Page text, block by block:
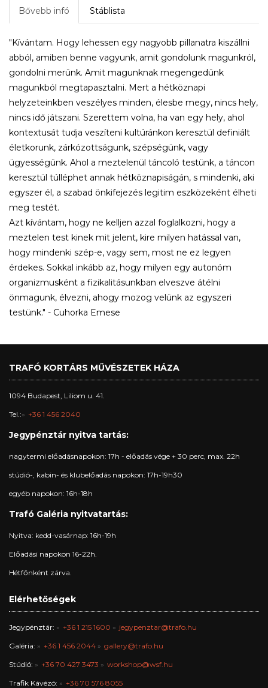
Bővebb infó Stáblista
"Kívántam. Hogy lehessen egy nagyobb pillanatra kiszállni
abból, amiben benne vagyunk, amit gondolunk magunkról,
gondolni merünk. Amit magunknak megengedünk
magunkból megtapasztalni. Mert a hétköznapi
helyzeteinkben veszélyes minden, élesbe megy, nincs hely,
nincs idő játszani. Szerettem volna, ha van egy hely, ahol
kontextusát tudja veszíteni kultúránkon keresztül definiált
életkorunk, zárkózottságunk, szépségünk, vagy
ügyességünk. Ahol a meztelenül táncoló testünk, a táncon
keresztül túlléphet annak hétköznapiságán, s mindenki, aki
egyszer él, a szabad önkifejezés legitim eszközeként élheti
meg testét.
Azt kívántam, hogy ne kelljen azzal foglalkozni, hogy a
meztelen test kinek mit jelent, kire milyen hatással van,
hogy mindenki szép-e, vagy sem, most ne ez legyen
érdekes. Sokkal inkább az, hogy milyen egy autonóm
organizmusként a fizikalitásunkban elveszve átélni
önmagunk, élvezni, ahogy mozog velünk az egyszeri
testünk." - Cuhorka Emese
TRAFÓ KORTÁRS MŰVÉSZETEK HÁZA
1094 Budapest, Liliom u. 41.
Tel.: +36 1 456 2040
Jegypénztár nyitva tartás:
nagytermi előadásnapokon: 17h - előadás vége + 30 perc, max. 22h
stúdió-, kabin- és klubelőadás napokon: 17h-19h30
egyéb napokon: 16h-18h
Trafó Galéria nyitvatartás:
Nyitva: kedd-vasárnap: 16h-19h
Előadási napokon 16-22h.
Hétfőnként zárva.
Elérhetőségek
Jegypénztár: +36 1 215 1600 jegypenztar@trafo.hu
Galéria: +36 1 456 2044 gallery@trafo.hu
Stúdió: +36 70 427 3473 workshop@wsf.hu
Trafik Kávézó: +36 70 576 8055